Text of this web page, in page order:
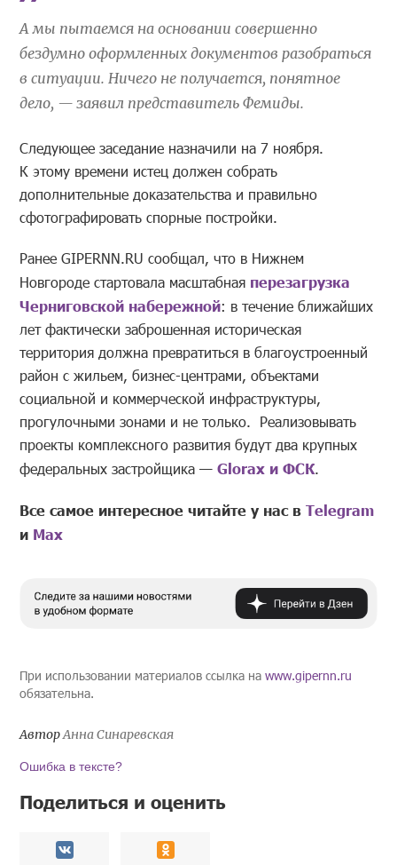
А мы пытаемся на основании совершенно
бездумно оформленных документов разобраться
в ситуации. Ничего не получается, понятное
дело, — заявил представитель Фемиды.
Следующее заседание назначили на 7 ноября.
К этому времени истец должен собрать
дополнительные доказательства и правильно
сфотографировать спорные постройки.
Ранее GIPERNN.RU сообщал, что в Нижнем
Новгороде стартовала масштабная перезагрузка
Черниговской набережной: в течение ближайших
лет фактически заброшенная историческая
территория должна превратиться в благоустроенный
район с жильем, бизнес-центрами, объектами
социальной и коммерческой инфраструктуры,
прогулочными зонами и не только. Реализовывать
проекты комплексного развития будут два крупных
федеральных застройщика —Glorax и ФСК.
Все самое интересное читайте у нас вTelegram
и Mах
При использовании материалов ссылка наwww.gipernn.ru
обязательна.
АвторАнна Синаревская
Ошибка в тексте?
Поделиться и оценить